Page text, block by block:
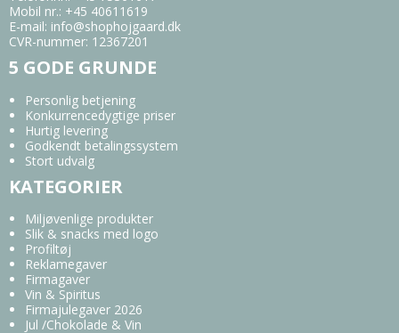
Mobil nr.: +45 40611619
E-mail: info@shophojgaard.dk
CVR-nummer: 12367201
5 GODE GRUNDE
Personlig betjening
Konkurrencedygtige priser
Hurtig levering
Godkendt betalingssystem
Stort udvalg
KATEGORIER
Miljøvenlige produkter
Slik & snacks med logo
Profiltøj
Reklamegaver
Firmagaver
Vin & Spiritus
Firmajulegaver 2026
Jul /Chokolade & Vin